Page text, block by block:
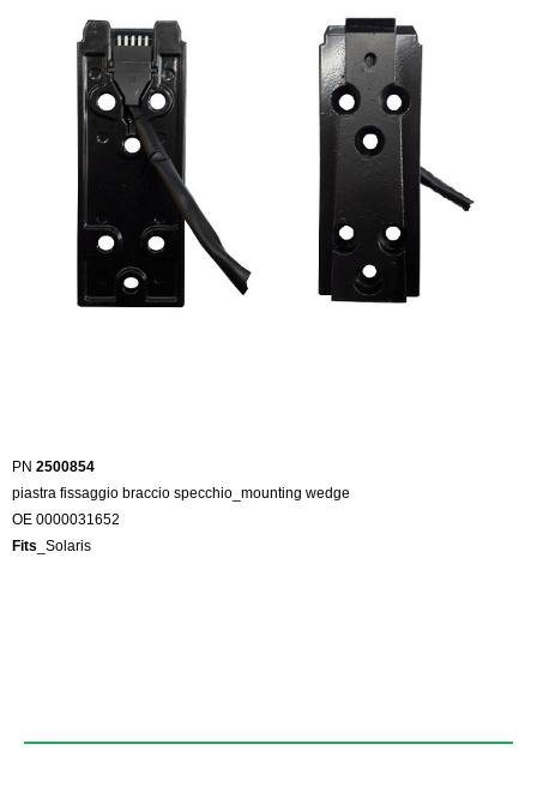
PN 2500854
piastra fissaggio braccio specchio_mounting wedge
OE 0000031652
Fits _Solaris